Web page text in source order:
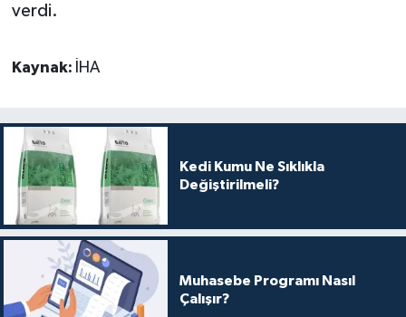
verdi.
Kaynak: İHA
Kedi Kumu Ne Sıklıkla
Değiştirilmeli?
Muhasebe Programı Nasıl
Çalışır?